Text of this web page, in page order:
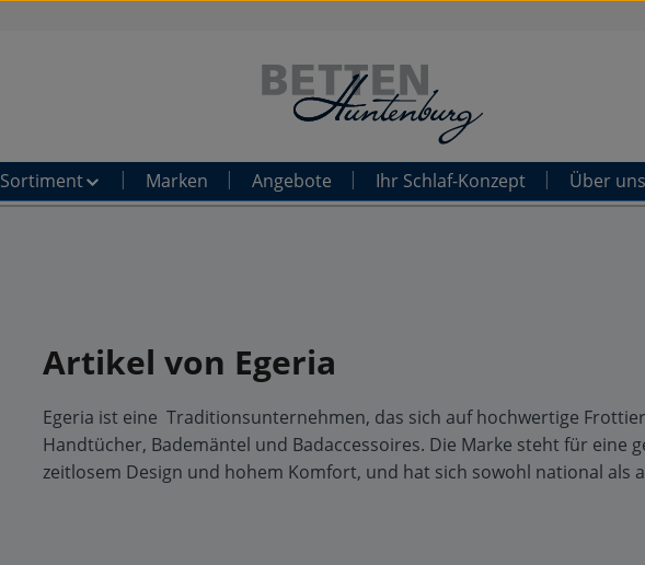
Sortiment Marken Angebote Ihr Schlaf-Konzept Über uns
Artikel von Egeria
Egeria ist eine Traditionsunternehmen, das sich auf hochwertige
Handtücher, Bademäntel und Badaccessoires. Die Marke steht für eine
zeitlosem Design und hohem Komfort, und hat sich sowohl national als